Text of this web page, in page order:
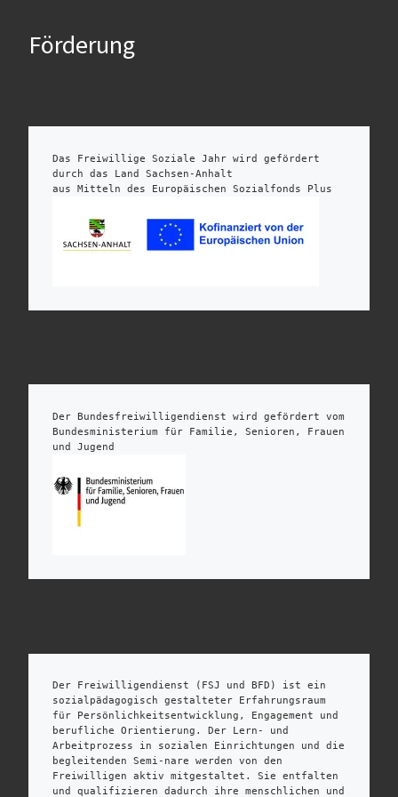
Förderung
Das Freiwillige Soziale Jahr wird gefördert
durch das Land Sachsen-Anhalt
aus Mitteln des Europäischen Sozialfonds Plus
Der Bundesfreiwilligendienst wird gefördert vom
Bundesministerium für Familie, Senioren, Frauen
und Jugend
Der Freiwilligendienst (FSJ und BFD) ist ein
sozialpädagogisch gestalteter Erfahrungsraum
für Persönlichkeitsentwicklung, Engagement und
berufliche Orientierung. Der Lern- und
Arbeitprozess in sozialen Einrichtungen und die
begleitenden Semi-nare werden von den
Freiwilligen aktiv mitgestaltet. Sie entfalten
und qualifizieren dadurch ihre menschlichen und